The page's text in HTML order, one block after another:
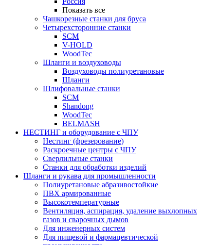
Показать все
Чашкорезные станки для бруса
Четырехсторонние станки
SCM
V-HOLD
WoodTec
Шланги и воздуховоды
Воздуховоды полиуретановые
Шланги
Шлифовальные станки
SCM
Shandong
WoodTec
BELMASH
НЕСТИНГ и оборудование с ЧПУ
Нестинг (фрезерование)
Раскроечные центры с ЧПУ
Сверлильные станки
Станки для обработки изделий
Шланги и рукава для промышленности
Полиуретановые абразивостойкие
ПВХ армированные
Высокотемпературные
Вентиляция, аспирация, удаление выхлопных
газов и сварочных дымов
Для инженерных систем
Для пищевой и фармацевтической